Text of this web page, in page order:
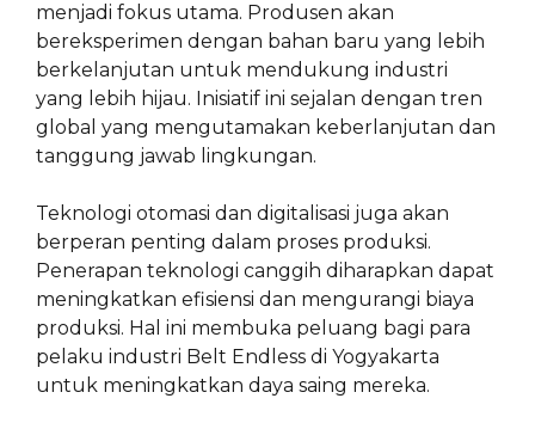
menjadi fokus utama. Produsen akan
bereksperimen dengan bahan baru yang lebih
berkelanjutan untuk mendukung industri
yang lebih hijau. Inisiatif ini sejalan dengan tren
global yang mengutamakan keberlanjutan dan
tanggung jawab lingkungan.
Teknologi otomasi dan digitalisasi juga akan
berperan penting dalam proses produksi.
Penerapan teknologi canggih diharapkan dapat
meningkatkan efisiensi dan mengurangi biaya
produksi. Hal ini membuka peluang bagi para
pelaku industri Belt Endless di Yogyakarta
untuk meningkatkan daya saing mereka.